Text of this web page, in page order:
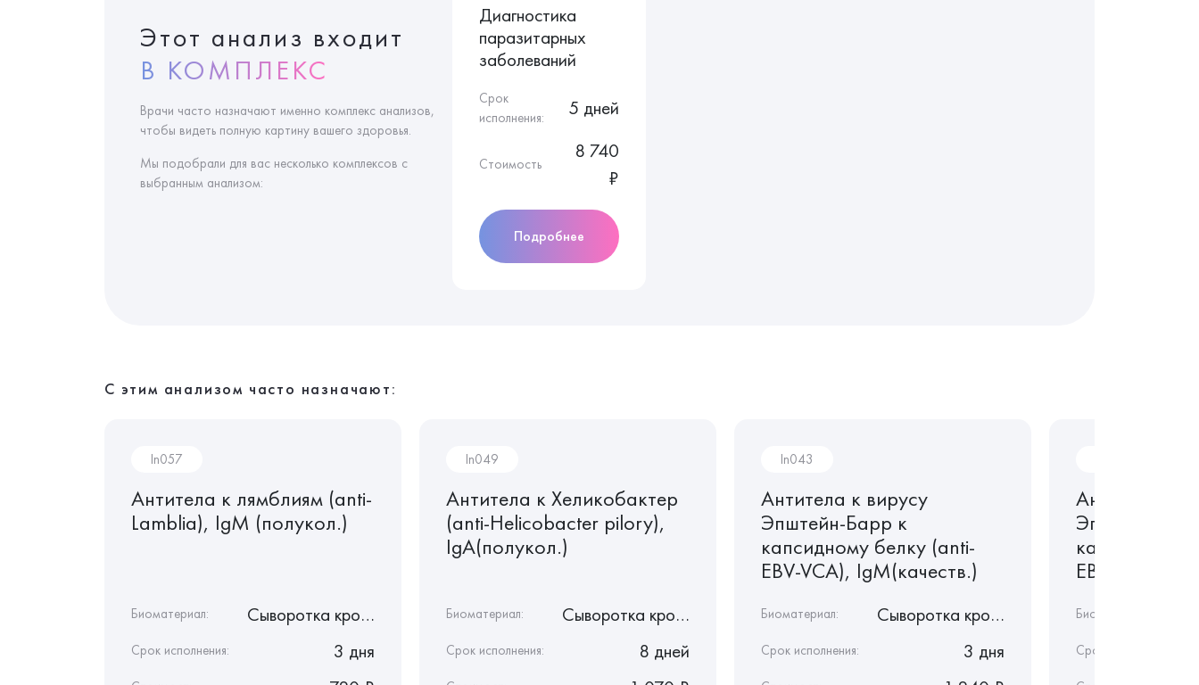
Этот анализ входит
В КОМПЛЕКС
Врачи часто назначают именно комплекс анализов,
чтобы видеть полную картину вашего здоровья.
Мы подобрали для вас несколько комплексов с
выбранным анализом:
Диагностика
паразитарных
заболеваний
Срок
исполнения:
5 дней
Стоимость
8 740
₽
Подробнее
С этим анализом часто назначают:
In057
Антитела к лямблиям (anti-
Lamblia), IgМ (полукол.)
Биоматериал: Сыворотка крови
Срок исполнения: 3 дня
In049
Антитела к Хеликобактер
(anti-Helicobacter pilory),
IgA(полукол.)
Биоматериал: Сыворотка крови
Срок исполнения: 8 дней
In043
Антитела к вирусу
Эпштейн-Барр к
капсидному белку (anti-
EBV-VCA), IgM(качеств.)
Биоматериал: Сыворотка крови
Срок исполнения: 3 дня
Антитела к
Эпштейн-
капсидному
EBV, VCA),
Биоматериал:
Срок исполнения: